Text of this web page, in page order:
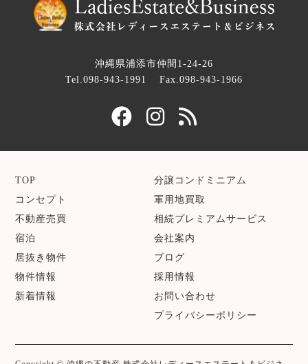
沖縄県浦添市仲間1-24-26
Tel.098-943-1991
Fax.098-943-1966
TOP
コンセプト
不動産売買
宿泊
居抜き物件
物件情報
新着情報
分譲コンドミニアム
軍用地買取
相続プレミアムサービス
会社案内
ブログ
採用情報
お問い合わせ
プライバシーポリシー